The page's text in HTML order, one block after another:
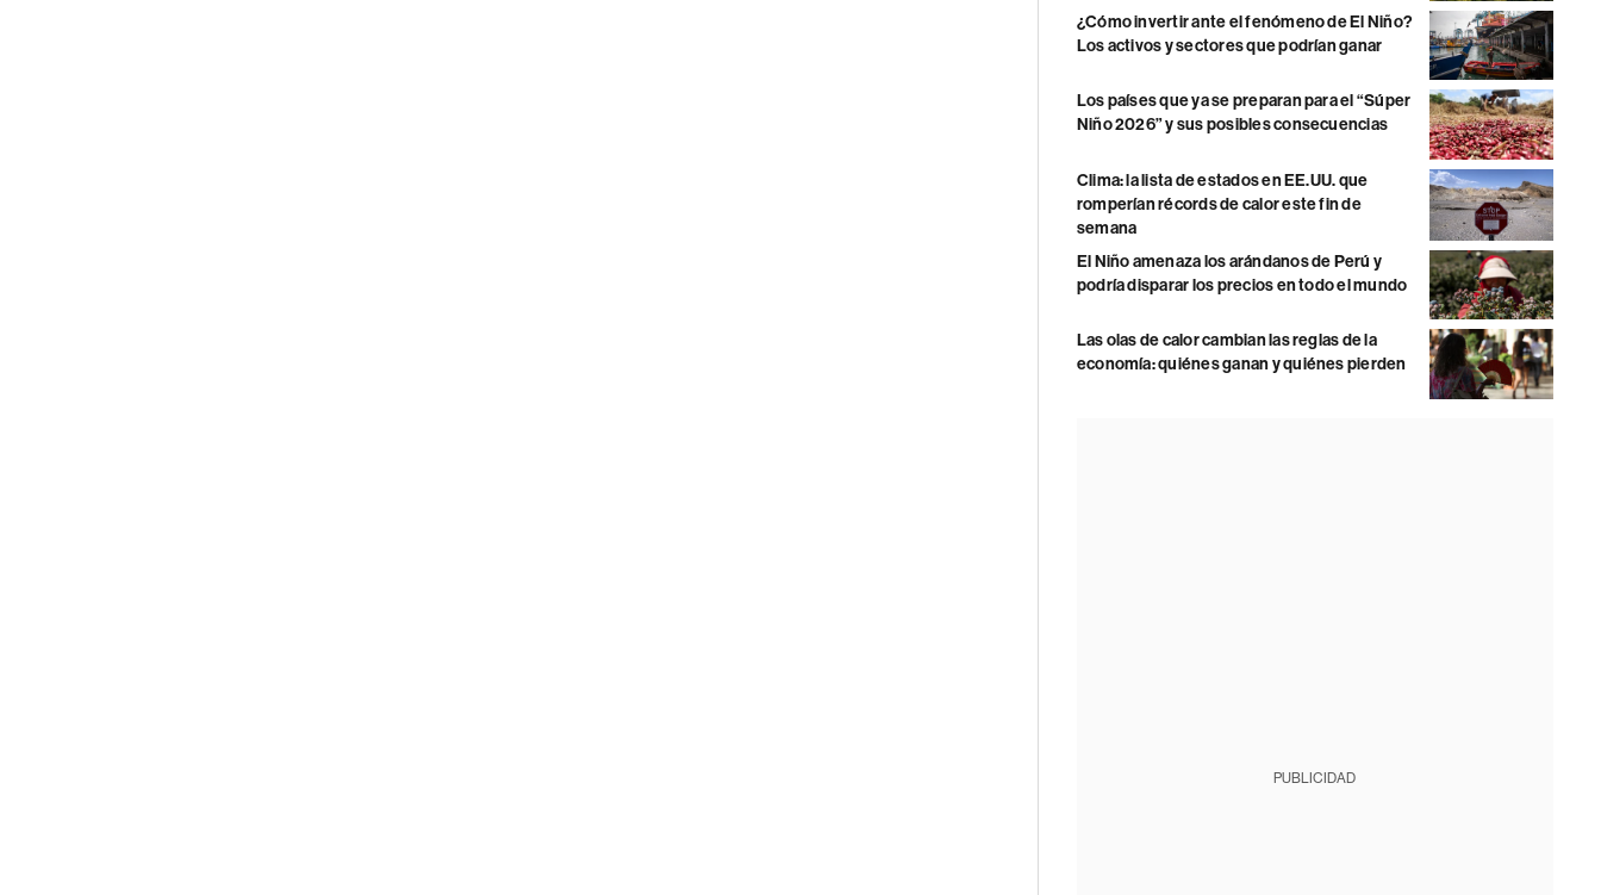
¿Cómo invertir ante el fenómeno de El Niño?
Los activos y sectores que podrían ganar
Los países que ya se preparan para el “Súper
Niño 2026” y sus posibles consecuencias
Clima: la lista de estados en EE.UU. que
romperían récords de calor este fin de
semana
El Niño amenaza los arándanos de Perú y
podría disparar los precios en todo el mundo
Las olas de calor cambian las reglas de la
economía: quiénes ganan y quiénes pierden
PUBLICIDAD